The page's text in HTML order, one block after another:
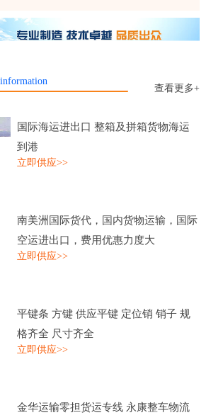
查看更多+
国际海运进出口 整箱及拼箱货物海运
到港
立即供应>>
南美洲国际货代，国内货物运输，国际
空运进出口，费用优惠力度大
立即供应>>
平键条 方键 供应平键 定位销 销子 规
格齐全 尺寸齐全
立即供应>>
金华运输零担货运专线 永康整车物流